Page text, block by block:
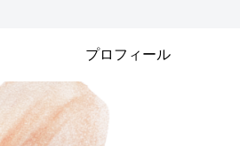
プロフィール